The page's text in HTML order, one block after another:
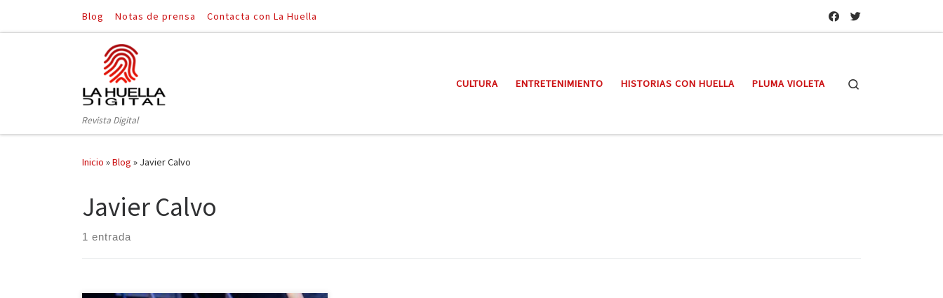
Saltar al contenido
Blog Notas de prensa Contacta con La Huella
Revista Digital
CULTURA ENTRETENIMIENTO HISTORIAS CON HUELLA PLUMA VIOLETA
Inicio »Blog » Javier Calvo
Javier Calvo
1 entrada